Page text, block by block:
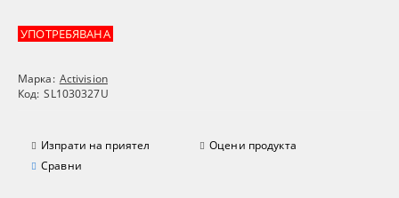
УПОТРЕБЯВАНА
Марка: Activision
Код: SL1030327U
Изпрати на приятел
Оцени продукта
Сравни